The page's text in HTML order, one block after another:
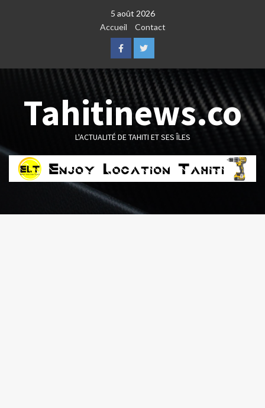
5 août 2026
Accueil
Contact
FacebookTwitter
Tahitinews.co
L'ACTUALITÉ DE TAHITI ET SES ÎLES